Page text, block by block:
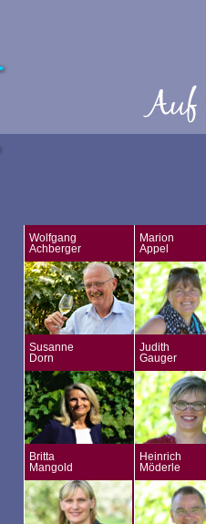
Wolfgang
Achberger
Marion
Appel
Susanne
Dorn
Judith
Gauger
Britta
Mangold
Heinrich
Möderle